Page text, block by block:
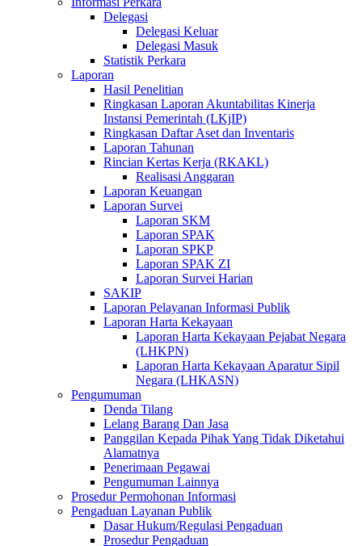
Delegasi
Delegasi Keluar
Delegasi Masuk
Statistik Perkara
Laporan
Hasil Penelitian
Ringkasan Laporan Akuntabilitas Kinerja
Instansi Pemerintah (LKjIP)
Ringkasan Daftar Aset dan Inventaris
Laporan Tahunan
Rincian Kertas Kerja (RKAKL)
Realisasi Anggaran
Laporan Keuangan
Laporan Survei
Laporan SKM
Laporan SPAK
Laporan SPKP
Laporan SPAK ZI
Laporan Survei Harian
SAKIP
Laporan Pelayanan Informasi Publik
Laporan Harta Kekayaan
Laporan Harta Kekayaan Pejabat Negara
(LHKPN)
Laporan Harta Kekayaan Aparatur Sipil
Negara (LHKASN)
Pengumuman
Denda Tilang
Lelang Barang Dan Jasa
Panggilan Kepada Pihak Yang Tidak Diketahui
Alamatnya
Penerimaan Pegawai
Pengumuman Lainnya
Prosedur Permohonan Informasi
Pengaduan Layanan Publik
Dasar Hukum/Regulasi Pengaduan
Prosedur Pengaduan